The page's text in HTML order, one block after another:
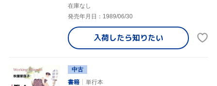
在庫なし
発売年月日：1989/06/30
入荷したら知りたい
中古
書籍
単行本